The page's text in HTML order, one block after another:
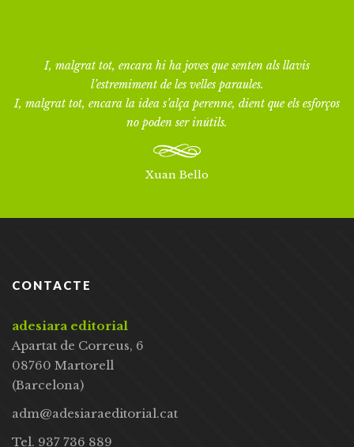
I, malgrat tot, encara hi ha joves que senten als llavis
l’estremiment de les velles paraules.
I, malgrat tot, encara la idea s’alça perenne, dient que els esforços
no poden ser inútils.
Xuan Bello
CONTACTE
adesiara editorial
Apartat de Correus, 6
08760 Martorell
(Barcelona)
adm@adesiaraeditorial.cat
Tel. 937 736 889